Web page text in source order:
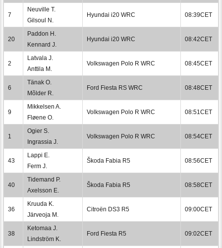
7
Neuville T.
Gilsoul N.
Hyundai i20 WRC 08:39CET
20
Paddon H.
Kennard J.
Hyundai i20 WRC 08:42CET
2
Latvala J.
Anttila M.
Volkswagen Polo R WRC 08:45CET
6
Tänak O.
Mõlder R.
Ford Fiesta RS WRC 08:48CET
9
Mikkelsen A.
Fløene O.
Volkswagen Polo R WRC 08:51CET
1
Ogier S.
Ingrassia J.
Volkswagen Polo R WRC 08:54CET
43
Lappi E.
Ferm J.
Škoda Fabia R5 08:56CET
40
Tidemand P.
Axelsson E.
Škoda Fabia R5 08:58CET
36
Kruuda K.
Järveoja M.
Citroën DS3 R5 09:00CET
38
Ketomaa J.
Lindström K.
Ford Fiesta R5 09:02CET